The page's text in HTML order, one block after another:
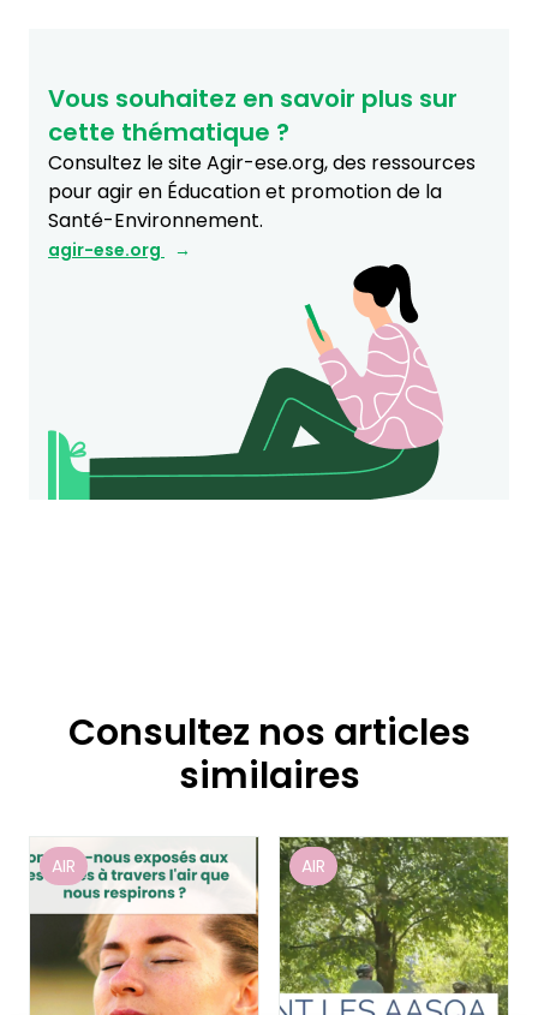
Vous souhaitez en savoir plus sur
cette thématique ?
Consultez le site Agir-ese.org, des ressources
pour agir en Éducation et promotion de la
Santé-Environnement.
agir-ese.org
Consultez nos articles
similaires
AIR AIR